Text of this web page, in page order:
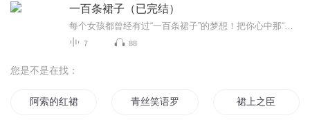
一百条裙子（已完结）
7 88
您是不是在找：
阿索的红裙子 青丝笑语罗裙 裙上之臣